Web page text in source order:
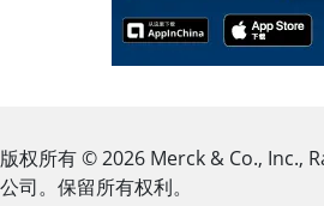
版权所有© 2026 Merck & Co., Inc.,
公司。保留所有权利。